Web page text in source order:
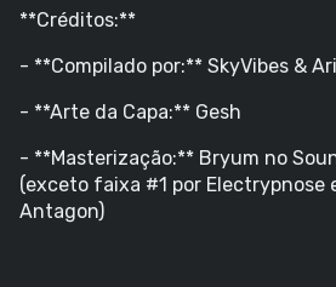
**Créditos:**
- **Compilado por:** SkyVibes &
- **Arte da Capa:** Gesh
- **Masterização:** Bryum no
(exceto faixa #1 por Electrypnose
Antagon)